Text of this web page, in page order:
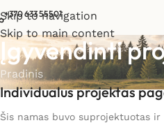
Skip to navigation
Skip to main content
+370 633 55501
Įgyvendinti
Pradinis
Individualus projektas
Šis namas buvo suprojektuotas